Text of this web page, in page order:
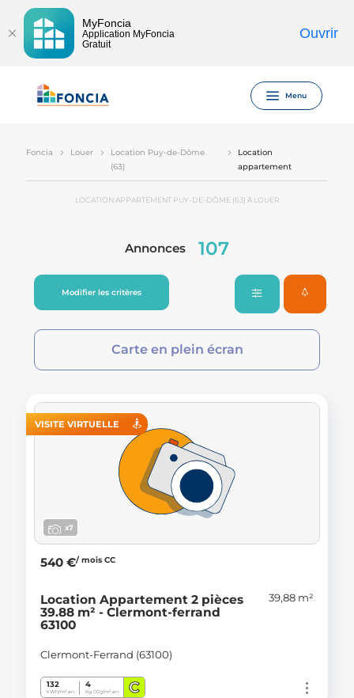
MyFoncia
Application MyFoncia
Gratuit
Ouvrir
Menu
Foncia Louer
Location Puy-de-Dôme
(63)
Location
appartement
LOCATION APPARTEMENT PUY-DE-DÔME (63) À LOUER
Annonces 107
Modifier les critères
Carte en plein écran
VISITE VIRTUELLE
x7
540 €/ mois CC
Location Appartement 2 pièces
39.88 m² - Clermont-ferrand
63100
39,88 m²
Clermont-Ferrand (63100)
132
kWh/m².an
4
Kg CO2/m².an C